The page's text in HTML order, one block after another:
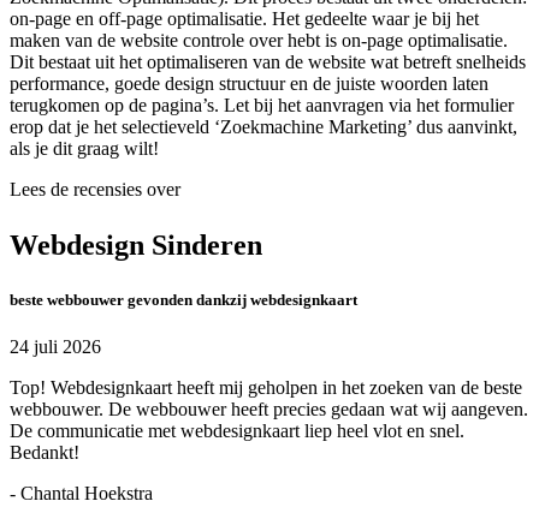
on-page en off-page optimalisatie. Het gedeelte waar je bij het
maken van de website controle over hebt is on-page optimalisatie.
Dit bestaat uit het optimaliseren van de website wat betreft snelheids
performance, goede design structuur en de juiste woorden laten
terugkomen op de pagina’s. Let bij het aanvragen via het formulier
erop dat je het selectieveld ‘Zoekmachine Marketing’ dus aanvinkt,
als je dit graag wilt!
Lees de recensies over
Webdesign Sinderen
beste webbouwer gevonden dankzij webdesignkaart
24 juli 2026
Top! Webdesignkaart heeft mij geholpen in het zoeken van de beste
webbouwer. De webbouwer heeft precies gedaan wat wij aangeven.
De communicatie met webdesignkaart liep heel vlot en snel.
Bedankt!
- Chantal Hoekstra